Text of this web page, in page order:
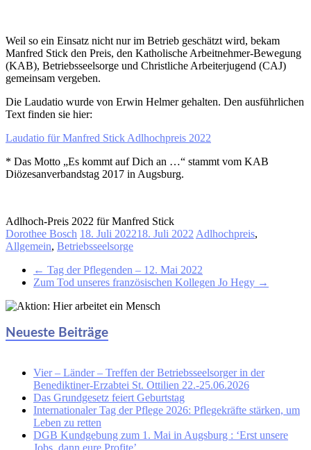
Weil so ein Einsatz nicht nur im Betrieb geschätzt wird, bekam
Manfred Stick den Preis, den Katholische Arbeitnehmer-Bewegung
(KAB), Betriebsseelsorge und Christliche Arbeiterjugend (CAJ)
gemeinsam vergeben.
Die Laudatio wurde von Erwin Helmer gehalten. Den ausführlichen
Text finden sie hier:
Laudatio für Manfred Stick Adlhochpreis 2022
* Das Motto „Es kommt auf Dich an …“ stammt vom KAB
Diözesanverbandstag 2017 in Augsburg.
Adlhoch-Preis 2022 für Manfred Stick
Dorothee Bosch 18. Juli 202218. Juli 2022 Adlhochpreis,
Allgemein, Betriebsseelsorge
← Tag der Pflegenden – 12. Mai 2022
Zum Tod unseres französischen Kollegen Jo Hegy →
Neueste Beiträge
Vier – Länder – Treffen der Betriebsseelsorger in der
Benediktiner-Erzabtei St. Ottilien 22.-25.06.2026
Das Grundgesetz feiert Geburtstag
Internationaler Tag der Pflege 2026: Pflegekräfte stärken, um
Leben zu retten
DGB Kundgebung zum 1. Mai in Augsburg : ‘Erst unsere